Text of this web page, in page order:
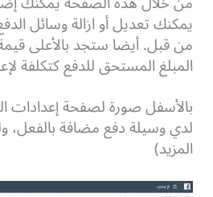
يمكنك تعديل أو ازالة وسائل
من قبل. أيضا ستجد بالأعلى
المبلغ المستحق للدفع كتكلفة
بالأسفل صورة لصفحة إعدادات
لدي وسيلة دفع مضافة بالفعل،
المزيد)